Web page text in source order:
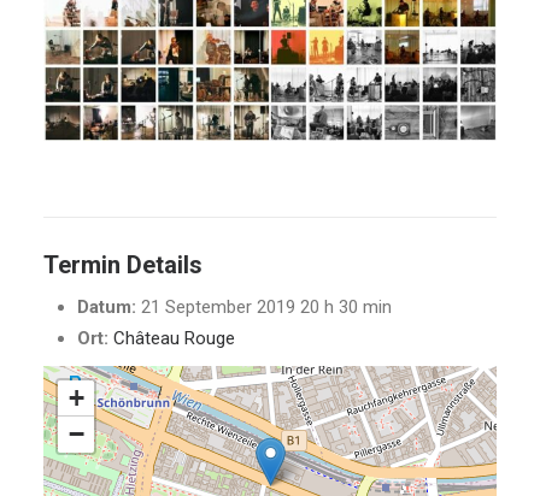
Termin Details
Datum: 21 September 2019 20 h 30 min
Ort: Château Rouge
+
−